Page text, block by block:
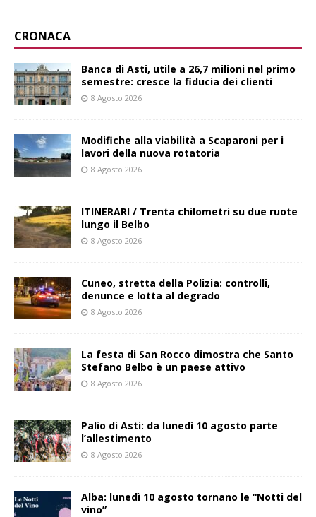
CRONACA
Banca di Asti, utile a 26,7 milioni nel primo
semestre: cresce la fiducia dei clienti
8 Agosto 2026
Modifiche alla viabilità a Scaparoni per i
lavori della nuova rotatoria
8 Agosto 2026
ITINERARI / Trenta chilometri su due ruote
lungo il Belbo
8 Agosto 2026
Cuneo, stretta della Polizia: controlli,
denunce e lotta al degrado
8 Agosto 2026
La festa di San Rocco dimostra che Santo
Stefano Belbo è un paese attivo
8 Agosto 2026
Palio di Asti: da lunedì 10 agosto parte
l’allestimento
8 Agosto 2026
Alba: lunedì 10 agosto tornano le “Notti del
vino”